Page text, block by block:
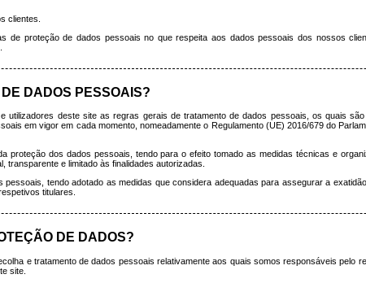
clientes.
de proteção de dados pessoais no que respeita aos dados pessoais dos nossos
DADOS PESSOAIS?
utilizadores deste site as regras gerais de tratamento de dados pessoais, os quais
em vigor em cada momento, nomeadamente o Regulamento (UE) 2016/679 do
proteção dos dados pessoais, tendo para o efeito tomado as medidas técnicas e
transparente e limitado às finalidades autorizadas.
tendo adotado as medidas que considera adequadas para assegurar a
titulares.
DE DADOS?
e tratamento de dados pessoais relativamente aos quais somos responsáveis pelo
site.